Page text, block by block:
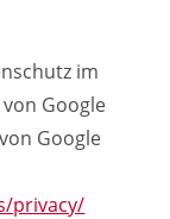
im
Google
Google
privacy/